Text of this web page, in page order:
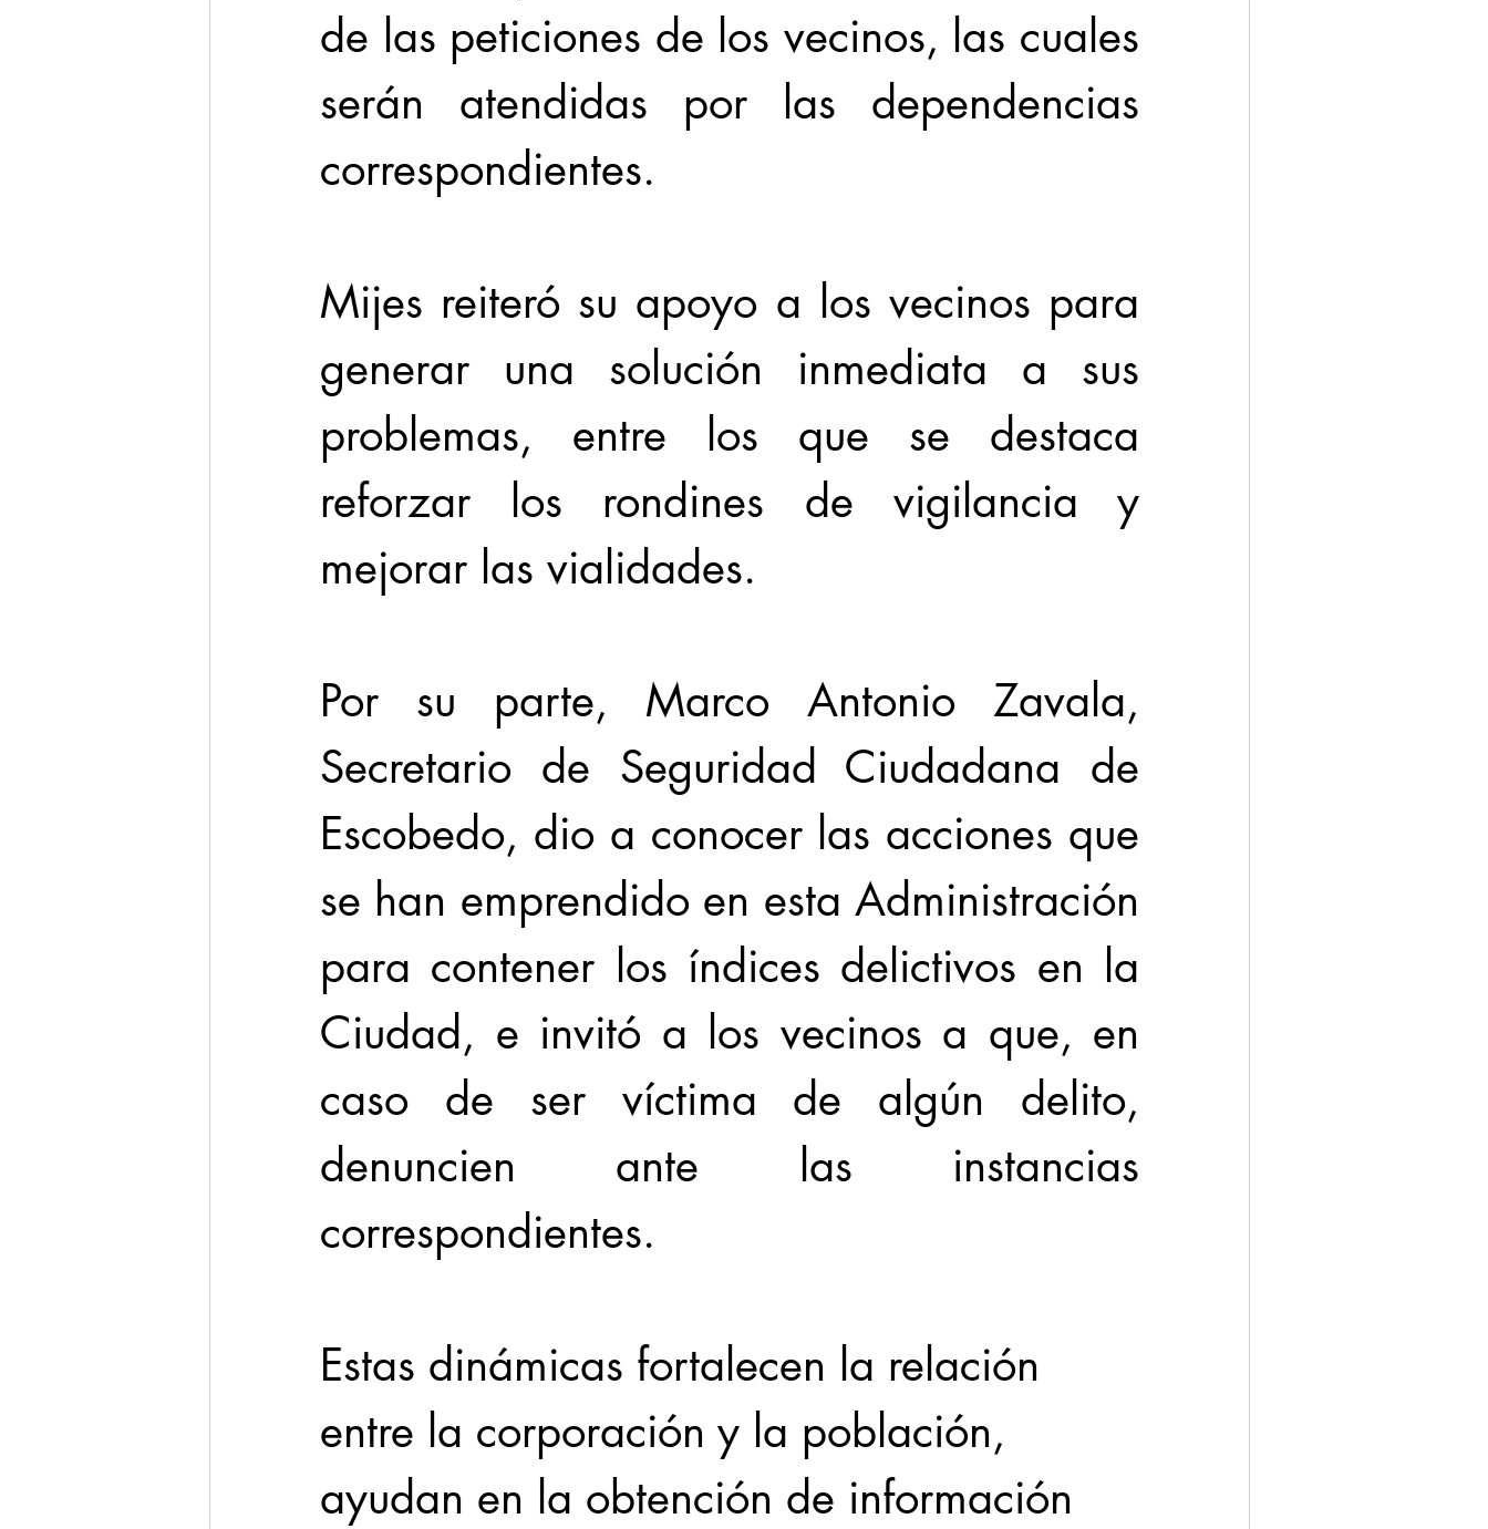
de las peticiones de los vecinos, las cuales
serán atendidas por las dependencias
correspondientes.
Mijes reiteró su apoyo a los vecinos para
generar una solución inmediata a sus
problemas, entre los que se destaca
reforzar los rondines de vigilancia y
mejorar las vialidades.
Por su parte, Marco Antonio Zavala,
Secretario de Seguridad Ciudadana de
Escobedo, dio a conocer las acciones que
se han emprendido en esta Administración
para contener los índices delictivos en la
Ciudad, e invitó a los vecinos a que, en
caso de ser víctima de algún delito,
denuncien ante las instancias
correspondientes.
Estas dinámicas fortalecen la relación
entre la corporación y la población,
ayudan en la obtención de información